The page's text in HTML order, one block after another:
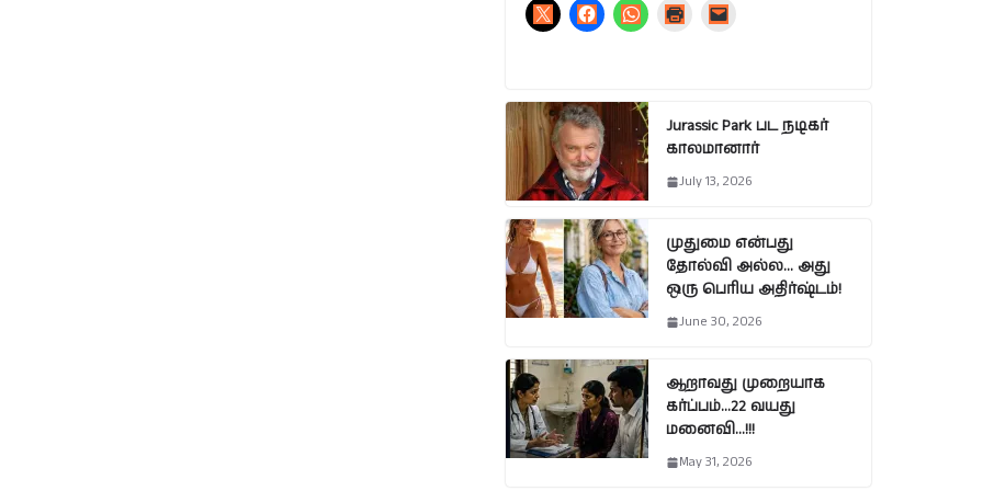
Jurassic Park பட நடிகர்
காலமானார்
July 13, 2026
முதுமை என்பது
தோல்வி அல்ல… அது
ஒரு பெரிய அதிர்ஷ்டம்!
June 30, 2026
ஆறாவது முறையாக
கர்ப்பம்…22 வயது
மனைவி…!!!
May 31, 2026